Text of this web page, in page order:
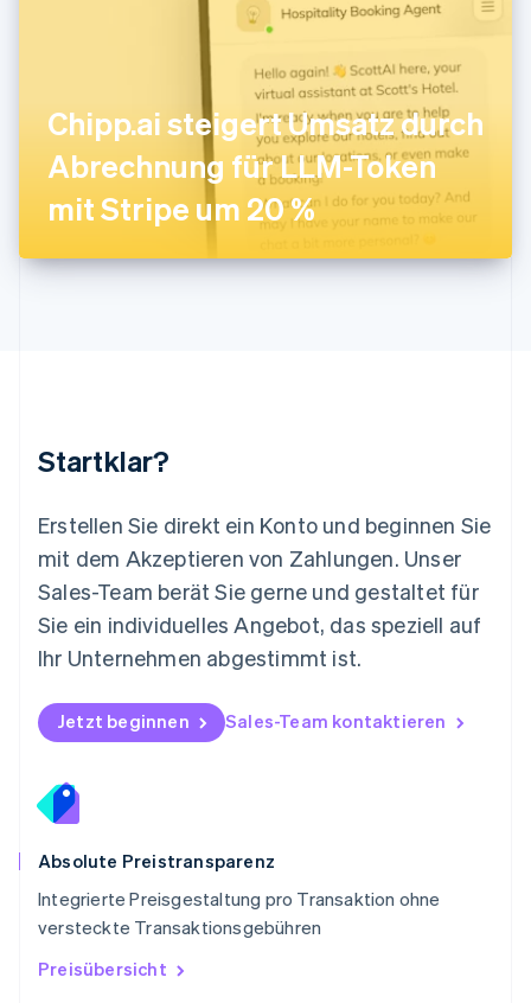
Chipp.ai steigert Umsatz durch
Abrechnung für LLM-Token
mit Stripe um 20 %
Startklar?
Erstellen Sie direkt ein Konto und beginnen Sie
mit dem Akzeptieren von Zahlungen. Unser
Sales-Team berät Sie gerne und gestaltet für
Sie ein individuelles Angebot, das speziell auf
Ihr Unternehmen abgestimmt ist.
Jetzt beginnen Sales-Team kontaktieren
Absolute Preistransparenz
Integrierte Preisgestaltung pro Transaktion ohne
versteckte Transaktionsgebühren
Preisübersicht
Litauen
English
Luxemburg
FrançaisDeutsch English
Malaysia
Malta
Nederlands English
Norwegen
Österreich
Polen
English
Portugal
Português English
Rumänien
Schweden
Svenska English
Deutsch
Singapur
English
Slowakei
Slowenien
EnglishItaliano
Sonderverwaltungsregion Hongkong,